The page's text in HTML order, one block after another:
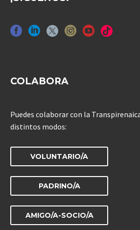
COLABORA
Puedes colaborar con la
distintos modos:
VOLUNTARIO/A
PADRINO/A
AMIGO/A-SOCIO/A